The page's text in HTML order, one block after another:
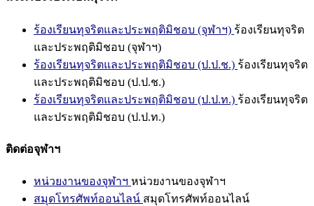
ร้องเรียนทุจริตและประพฤติมิชอบ (จุฬาฯ) ร้องเรียนทุจริต
และประพฤติมิชอบ (จุฬาฯ)
ร้องเรียนทุจริตและประพฤติมิชอบ (ป.ป.ช.) ร้องเรียนทุจริต
และประพฤติมิชอบ (ป.ป.ช.)
ร้องเรียนทุจริตและประพฤติมิชอบ (ป.ป.ท.) ร้องเรียนทุจริต
และประพฤติมิชอบ (ป.ป.ท.)
ติดต่อจุฬาฯ
หน่วยงานของจุฬาฯ หน่วยงานของจุฬาฯ
สมุดโทรศัพท์ออนไลน์ สมุดโทรศัพท์ออนไลน์